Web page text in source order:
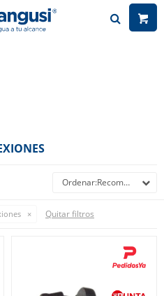
Recomendados
Quitar filtros